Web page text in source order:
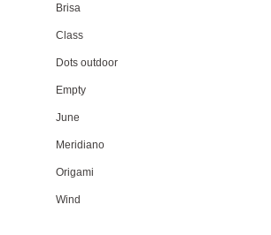
Brisa
Class
Dots outdoor
Empty
June
Meridiano
Origami
Wind